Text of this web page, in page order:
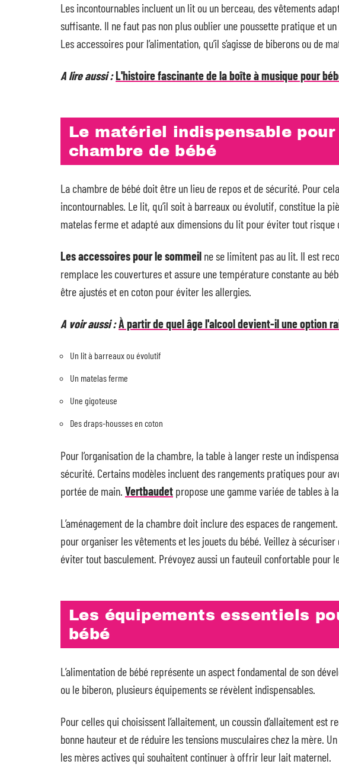
Les incontournables incluent un lit ou un berceau, des vêtements
suffisante. Il ne faut pas non plus oublier une poussette pratique et
Les accessoires pour l’alimentation, qu’il s’agisse de biberons ou de
A lire aussi :L'histoire fascinante de la boîte à musique pour
Le matériel indispensable
chambre de bébé
La chambre de bébé doit être un lieu de repos et de sécurité. Pour
incontournables. Le lit, qu’il soit à barreaux ou évolutif, constitue la
matelas ferme et adapté aux dimensions du lit pour éviter tout risque
Les accessoires pour le sommeil ne se limitent pas au lit. Il est
remplace les couvertures et assure une température constante au
être ajustés et en coton pour éviter les allergies.
A voir aussi :À partir de quel âge l'alcool devient-il une option
Un lit à barreaux ou évolutif
Un matelas ferme
Une gigoteuse
Des draps-housses en coton
Pour l’organisation de la chambre, la table à langer reste un
sécurité. Certains modèles incluent des rangements pratiques pour
portée de main. Vertbaudet propose une gamme variée de tables à
L’aménagement de la chambre doit inclure des espaces de
pour organiser les vêtements et les jouets du bébé. Veillez à
éviter tout basculement. Prévoyez aussi un fauteuil confortable pour
Les équipements essentiels
bébé
L’alimentation de bébé représente un aspect fondamental de son
ou le biberon, plusieurs équipements se révèlent indispensables.
Pour celles qui choisissent l’allaitement, un coussin d’allaitement est
bonne hauteur et de réduire les tensions musculaires chez la mère.
les mères actives qui souhaitent continuer à offrir leur lait maternel.